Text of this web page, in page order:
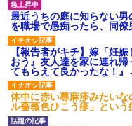
なかったの？（泣」
テレワーク上司「会議中は
絡無しは無理」上司「い
隣室のお婆ちゃん「下階か
い」私「変だなあ～なに
窓とドアを開けないで』
最近うちの庭に知らない
を職場で愚痴ったら、同僚
【報告者がキチ】嫁「妊
おう』友人達を家に連れ
てもらえて良かったな！
体中に赤い蕁麻疹みたい
ル薔薇色ひこう疹」という